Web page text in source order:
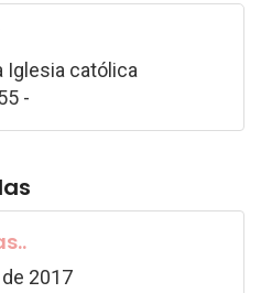
Iglesia católica
-
2017